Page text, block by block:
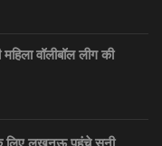
वॉलीबॉल लीग की